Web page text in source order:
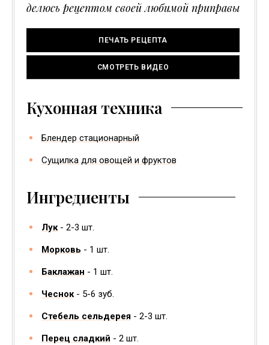
делюсь рецептом своей любимой приправы
ПЕЧАТЬ РЕЦЕПТА
СМОТРЕТЬ ВИДЕО
Кухонная техника
Блендер стационарный
Сущилка для овощей и фруктов
Ингредиенты
Лук 2-3 шт.
Морковь 1 шт.
Баклажан 1 шт.
Чеснок 5-6 зуб.
Стебель сельдерея 2-3 шт.
Перец сладкий 2 шт.